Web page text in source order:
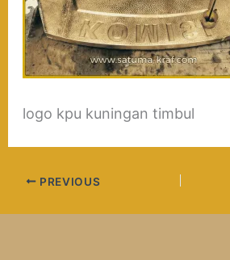
logo kpu kuningan timbul
PREVIOUS